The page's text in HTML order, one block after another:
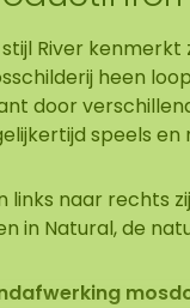
River
heen
door
speels en
links naar rechts
in Natural, de